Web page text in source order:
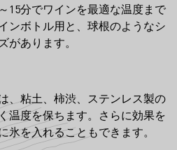
15分でワインを最適な温度まで
ンボトル用と、球根のようなシ
があります。
、粘土、柿渋、ステンレス製の
温度を保ちます。さらに効果を
氷を入れることもできます。